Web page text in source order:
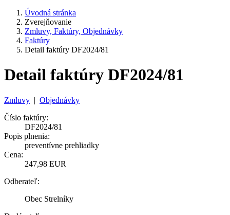
Úvodná stránka
Zverejňovanie
Zmluvy, Faktúry, Objednávky
Faktúry
Detail faktúry DF2024/81
Detail faktúry DF2024/81
Zmluvy | Objednávky
Číslo faktúry:
DF2024/81
Popis plnenia:
preventívne prehliadky
Cena:
247,98 EUR
Odberateľ:
Obec Strelníky